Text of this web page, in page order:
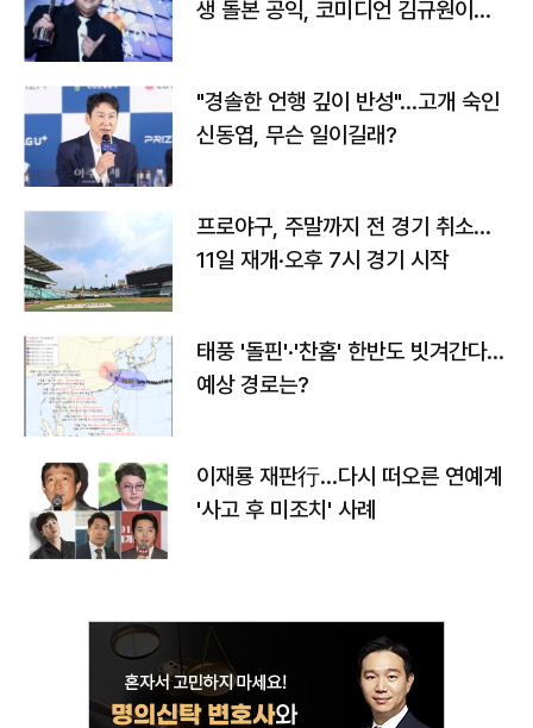
생 돌본 공익, 코미디언 김규원이었
"경솔한 언행 깊이 반성"…고개 숙인
신동엽, 무슨 일이길래?
프로야구, 주말까지 전 경기 취소…
11일 재개·오후 7시 경기 시작
태풍 '돌핀'·'찬홈' 한반도 빗겨간다…
예상 경로는?
이재룡 재판行…다시 떠오른 연예계
'사고 후 미조치' 사례